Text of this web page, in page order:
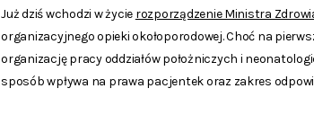
Już dziś wchodzi w życie rozporządzenie Ministra
organizacyjnego opieki okołoporodowej. Choć na
organizację pracy oddziałów położniczych i
sposób wpływa na prawa pacjentek oraz zakres